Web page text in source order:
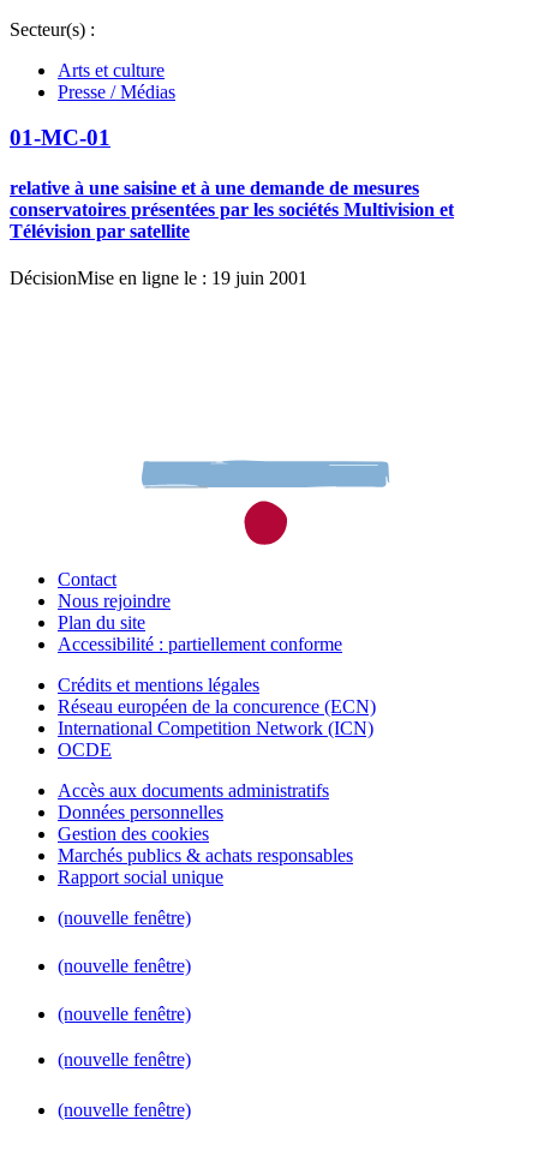
Secteur(s) :
Arts et culture
Presse / Médias
01-MC-01
relative à une saisine et à une demande de mesures
conservatoires présentées par les sociétés Multivision et
Télévision par satellite
DécisionMise en ligne le : 19 juin 2001
Contact
Nous rejoindre
Plan du site
Accessibilité : partiellement conforme
Crédits et mentions légales
Réseau européen de la concurence (ECN)
International Competition Network (ICN)
OCDE
Accès aux documents administratifs
Données personnelles
Gestion des cookies
Marchés publics & achats responsables
Rapport social unique
(nouvelle fenêtre)
(nouvelle fenêtre)
(nouvelle fenêtre)
(nouvelle fenêtre)
(nouvelle fenêtre)